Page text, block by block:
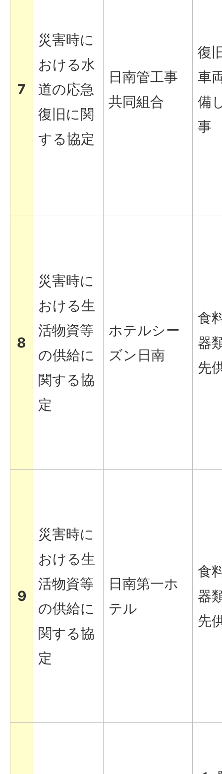
7
災害時に
おける水
道の応急
復旧に関
する協定
日南管工事
共同組合
復
車
備
事
8
災害時に
おける生
活物資等
の供給に
関する協
定
ホテルシー
ズン日南
食
器
先
9
災害時に
おける生
活物資等
の供給に
関する協
定
日南第一ホ
テル
食
器
先